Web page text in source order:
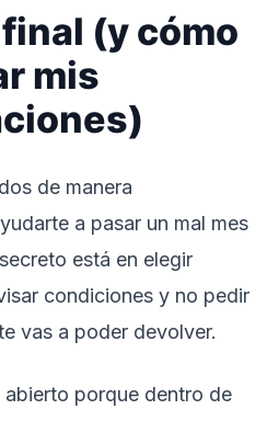
(y cómo
mis
de manera
a pasar un mal mes
está en elegir
condiciones y no pedir
vas a poder devolver.
porque dentro de